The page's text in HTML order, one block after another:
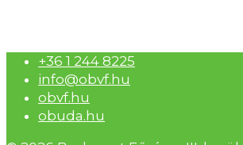
+36 1 244 8225
info@obvf.hu
obvf.hu
obuda.hu